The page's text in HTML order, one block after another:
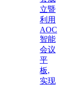
立暨
利用
AOC
智能
会议
平
板,
实现